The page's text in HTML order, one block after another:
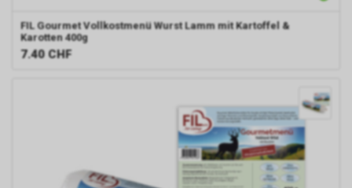
FIL Gourmet Vollkostmenü Wurst Lamm mit Kartoffel &
Karotten 400g
7.40 CHF